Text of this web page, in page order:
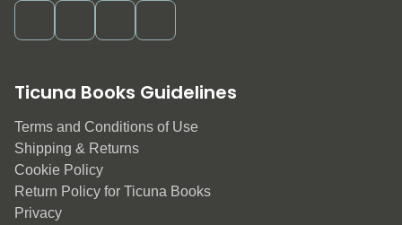
Ticuna Books Guidelines
Terms and Conditions of Use
Shipping & Returns
Cookie Policy
Return Policy for Ticuna Books
Privacy